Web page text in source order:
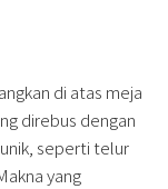
di atas meja
direbus dengan
seperti telur
yang